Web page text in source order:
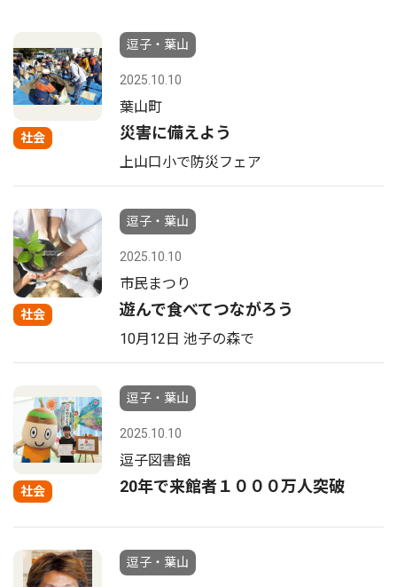
社会
逗子・葉山
2025.10.10
葉山町
災害に備えよう
上山口小で防災フェア
社会
逗子・葉山
2025.10.10
市民まつり
遊んで食べてつながろう
10月12日 池子の森で
社会
逗子・葉山
2025.10.10
逗子図書館
20年で来館者１０００万人突破
逗子・葉山